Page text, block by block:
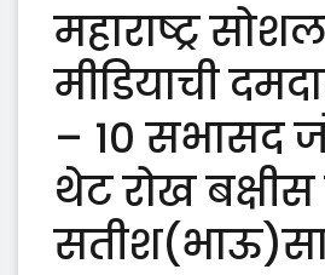
महाराष्ट्र सोशल
मीडियाची
– 10 सभासद
थेट रोख